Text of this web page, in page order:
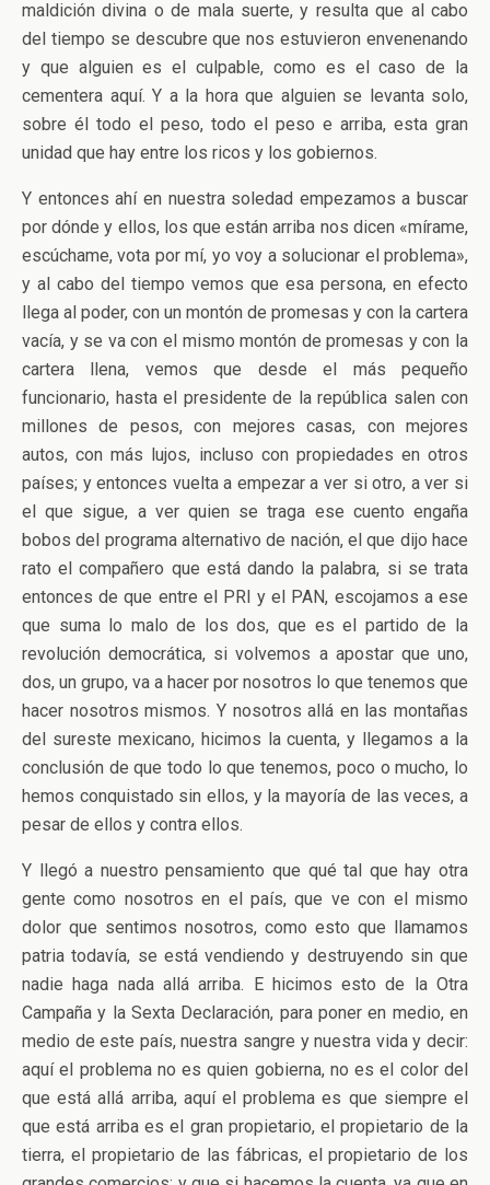
maldición divina o de mala suerte, y resulta que al cabo
del tiempo se descubre que nos estuvieron envenenando
y que alguien es el culpable, como es el caso de la
cementera aquí. Y a la hora que alguien se levanta solo,
sobre él todo el peso, todo el peso e arriba, esta gran
unidad que hay entre los ricos y los gobiernos.
Y entonces ahí en nuestra soledad empezamos a buscar
por dónde y ellos, los que están arriba nos dicen «mírame,
escúchame, vota por mí, yo voy a solucionar el problema»,
y al cabo del tiempo vemos que esa persona, en efecto
llega al poder, con un montón de promesas y con la cartera
vacía, y se va con el mismo montón de promesas y con la
cartera llena, vemos que desde el más pequeño
funcionario, hasta el presidente de la república salen con
millones de pesos, con mejores casas, con mejores
autos, con más lujos, incluso con propiedades en otros
países; y entonces vuelta a empezar a ver si otro, a ver si
el que sigue, a ver quien se traga ese cuento engaña
bobos del programa alternativo de nación, el que dijo hace
rato el compañero que está dando la palabra, si se trata
entonces de que entre el PRI y el PAN, escojamos a ese
que suma lo malo de los dos, que es el partido de la
revolución democrática, si volvemos a apostar que uno,
dos, un grupo, va a hacer por nosotros lo que tenemos que
hacer nosotros mismos. Y nosotros allá en las montañas
del sureste mexicano, hicimos la cuenta, y llegamos a la
conclusión de que todo lo que tenemos, poco o mucho, lo
hemos conquistado sin ellos, y la mayoría de las veces, a
pesar de ellos y contra ellos.
Y llegó a nuestro pensamiento que qué tal que hay otra
gente como nosotros en el país, que ve con el mismo
dolor que sentimos nosotros, como esto que llamamos
patria todavía, se está vendiendo y destruyendo sin que
nadie haga nada allá arriba. E hicimos esto de la Otra
Campaña y la Sexta Declaración, para poner en medio, en
medio de este país, nuestra sangre y nuestra vida y decir:
aquí el problema no es quien gobierna, no es el color del
que está allá arriba, aquí el problema es que siempre el
que está arriba es el gran propietario, el propietario de la
tierra, el propietario de las fábricas, el propietario de los